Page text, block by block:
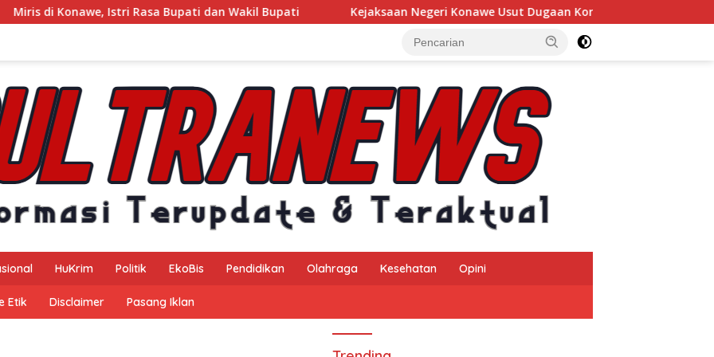
Rasa Bupati dan Wakil Bupati Kejaksaan Negeri Konawe Usut Dugaan Korupsi Insentif Pajak Daerah TA 2024,
HuKrim Politik EkoBis Pendidikan Olahraga Kesehatan Opini
Etik Disclaimer Pasang Iklan